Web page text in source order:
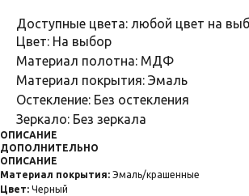
Доступные цвета: любой цвет на
Цвет: На выбор
Материал полотна: МДФ
Материал покрытия: Эмаль
Остекление: Без остекления
Зеркало: Без зеркала
ОПИСАНИЕ
ДОПОЛНИТЕЛЬНО
ОПИСАНИЕ
Материал покрытия: Эмаль/крашенные
Цвет: Черный